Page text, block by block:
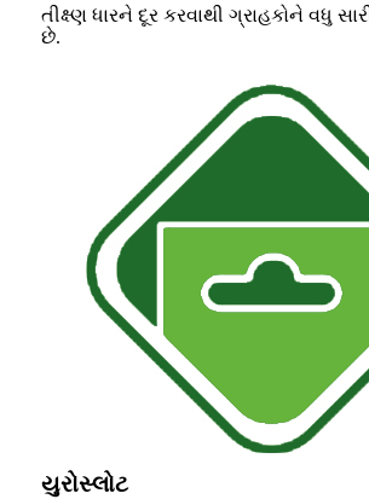
તીક્ષ્ણ ધારને દૂર કરવાથી ગ્રાહકોને વધુ
છે.
યુરોસ્લોટ